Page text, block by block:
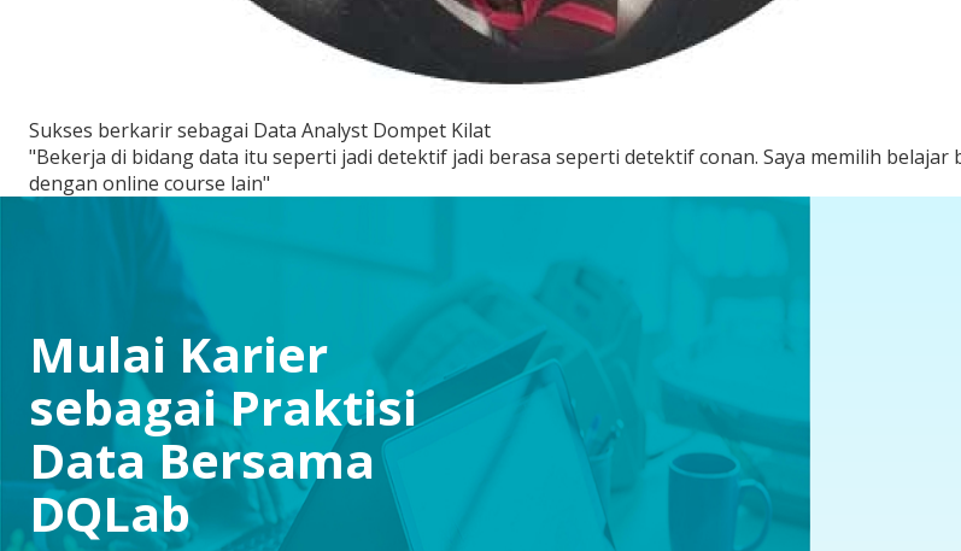
Sukses berkarir sebagai Data Analyst Dompet Kilat
"Bekerja di bidang data itu seperti jadi detektif jadi berasa seperti detektif conan. Saya memilih
dengan online course lain"
Mulai Karier
sebagai Praktisi
Data Bersama
DQLab